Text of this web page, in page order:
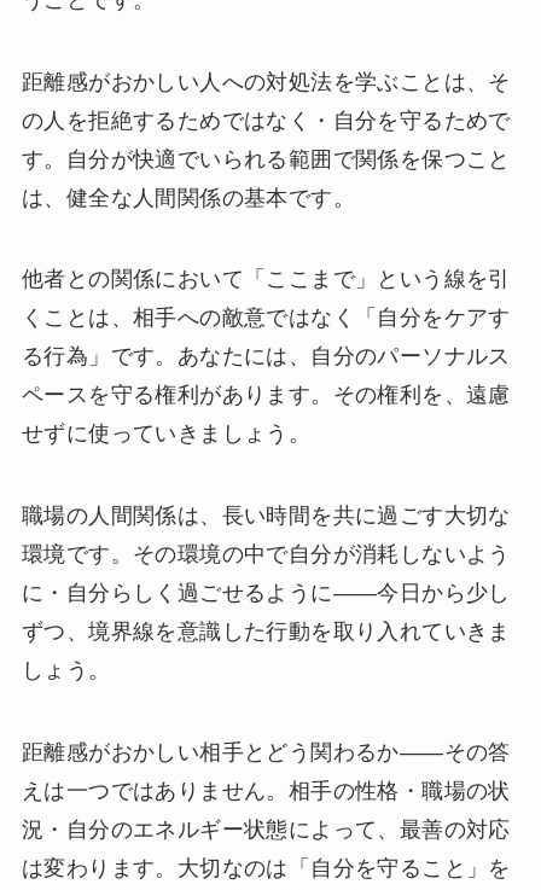
距離感がおかしい人への対処法を学ぶことは、そ
の人を拒絶するためではなく・自分を守るためで
す。自分が快適でいられる範囲で関係を保つこと
は、健全な人間関係の基本です。
他者との関係において「ここまで」という線を引
くことは、相手への敵意ではなく「自分をケアす
る行為」です。あなたには、自分のパーソナルス
ペースを守る権利があります。その権利を、遠慮
せずに使っていきましょう。
職場の人間関係は、長い時間を共に過ごす大切な
環境です。その環境の中で自分が消耗しないよう
に・自分らしく過ごせるように——今日から少し
ずつ、境界線を意識した行動を取り入れていきま
しょう。
距離感がおかしい相手とどう関わるか——その答
えは一つではありません。相手の性格・職場の状
況・自分のエネルギー状態によって、最善の対応
は変わります。大切なのは「自分を守ること」を